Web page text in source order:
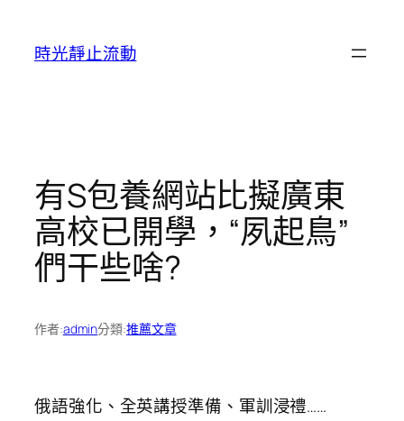
時光靜止流動
有S包養網站比擬廣東
高校已開學，“夙起鳥”
們干些啥?
作者:admin分類:推薦文章
俄語強化、全英講授準備、軍訓浸禮……